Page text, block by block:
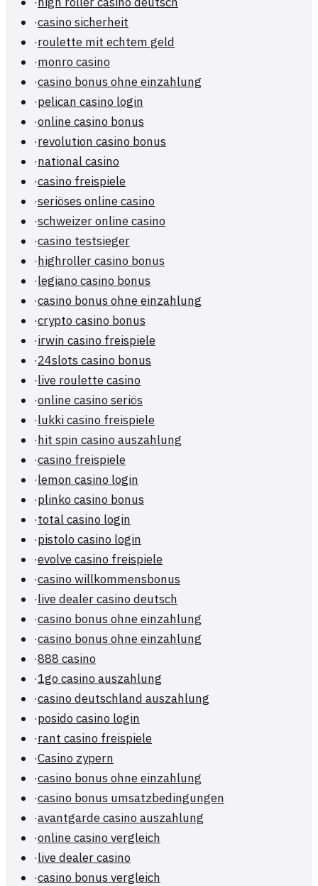
·casino sicherheit
·roulette mit echtem geld
·monro casino
·casino bonus ohne einzahlung
·pelican casino login
·online casino bonus
·revolution casino bonus
·national casino
·casino freispiele
·seriöses online casino
·schweizer online casino
·casino testsieger
·highroller casino bonus
·legiano casino bonus
·casino bonus ohne einzahlung
·crypto casino bonus
·irwin casino freispiele
·24slots casino bonus
·live roulette casino
·online casino seriös
·lukki casino freispiele
·hit spin casino auszahlung
·casino freispiele
·lemon casino login
·plinko casino bonus
·total casino login
·pistolo casino login
·evolve casino freispiele
·casino willkommensbonus
·live dealer casino deutsch
·casino bonus ohne einzahlung
·casino bonus ohne einzahlung
·888 casino
·1go casino auszahlung
·casino deutschland auszahlung
·posido casino login
·rant casino freispiele
·Casino zypern
·casino bonus ohne einzahlung
·casino bonus umsatzbedingungen
·avantgarde casino auszahlung
·online casino vergleich
·live dealer casino
·casino bonus vergleich